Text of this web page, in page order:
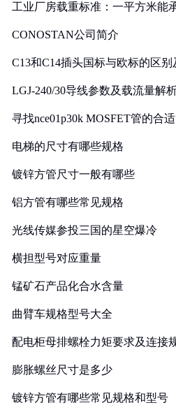
工业厂房载重标准：一平方米能
CONOSTAN公司简介
C13和C14插头国标与欧标的区
LGJ-240/30导线参数及载流量解
寻找nce01p30k MOSFET管的合
电梯的尺寸有哪些规格
镀锌方管尺寸一般有哪些
铝方管有哪些常见规格
光线传媒参投三国的星空爆冷
横担型号对应重量
锰矿石产品化合水含量
曲臂车规格型号大全
配电柜母排螺栓力矩要求及连接
膨胀螺丝尺寸是多少
镀锌方管有哪些常见规格和型号